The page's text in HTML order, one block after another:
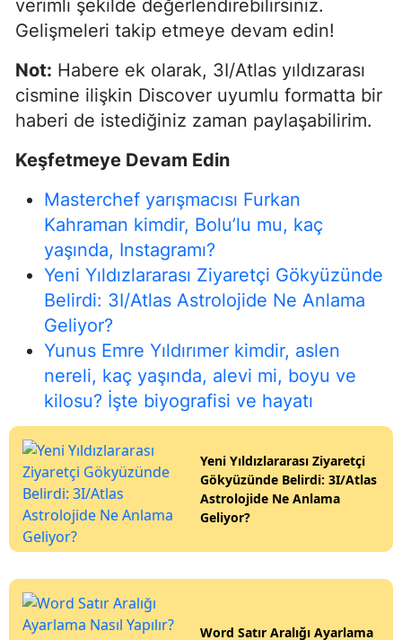
verimli şekilde değerlendirebilirsiniz.
Gelişmeleri takip etmeye devam edin!
Not: Habere ek olarak, 3I/Atlas yıldızarası
cismine ilişkin Discover uyumlu formatta bir
haberi de istediğiniz zaman paylaşabilirim.
Keşfetmeye Devam Edin
Masterchef yarışmacısı Furkan
Kahraman kimdir, Bolu’lu mu, kaç
yaşında, Instagramı?
Yeni Yıldızlararası Ziyaretçi Gökyüzünde
Belirdi: 3I/Atlas Astrolojide Ne Anlama
Geliyor?
Yunus Emre Yıldırımer kimdir, aslen
nereli, kaç yaşında, alevi mi, boyu ve
kilosu? İşte biyografisi ve hayatı
Yeni Yıldızlararası Ziyaretçi
Gökyüzünde Belirdi: 3I/Atlas
Astrolojide Ne Anlama
Geliyor?
Word Satır Aralığı Ayarlama